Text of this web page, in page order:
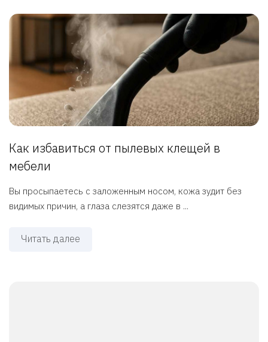
Как избавиться от пылевых клещей в
мебели
Вы просыпаетесь с заложенным носом, кожа зудит без
видимых причин, а глаза слезятся даже в ...
Читать далее